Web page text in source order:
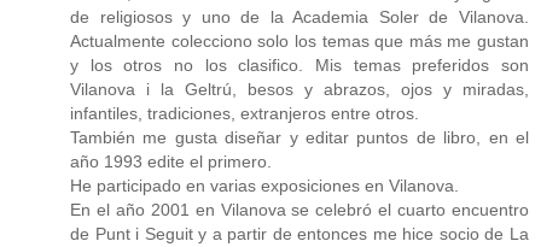
de religiosos y uno de la Academia Soler de Vilanova.
Actualmente colecciono solo los temas que más me gustan
y los otros no los clasifico. Mis temas preferidos son
Vilanova i la Geltrú, besos y abrazos, ojos y miradas,
infantiles, tradiciones, extranjeros entre otros.
También me gusta diseñar y editar puntos de libro, en el
año 1993 edite el primero.
He participado en varias exposiciones en Vilanova.
En el año 2001 en Vilanova se celebró el cuarto encuentro
de Punt i Seguit y a partir de entonces me hice socio de La